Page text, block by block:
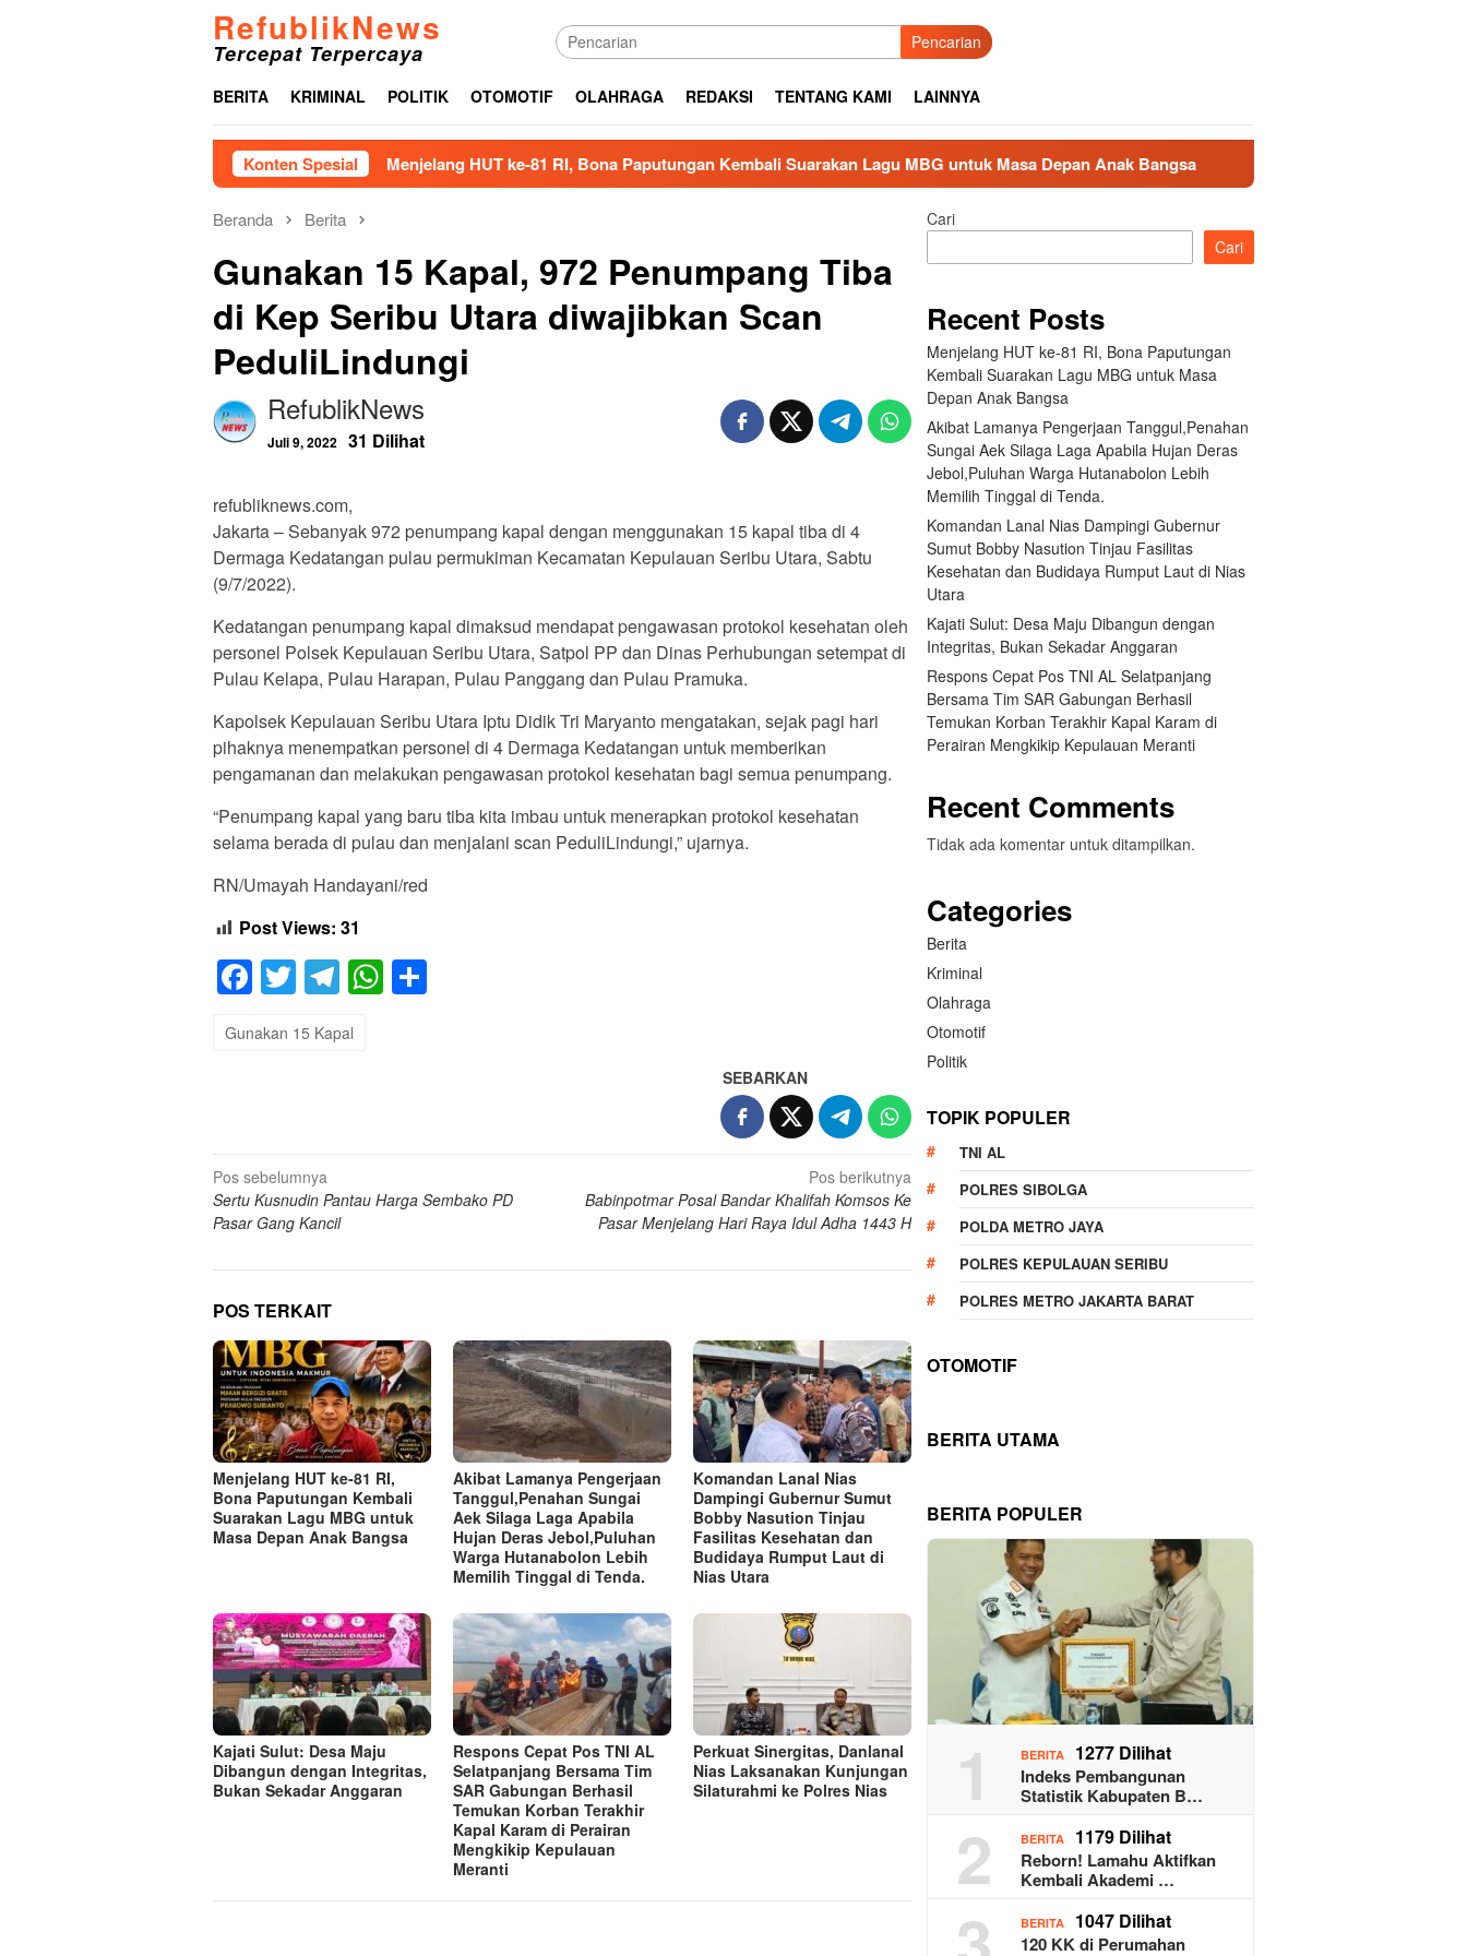
RefublikNews
Tercepat Terpercaya Pencarian
BERITA KRIMINAL POLITIK OTOMOTIF OLAHRAGA REDAKSI TENTANG KAMI LAINNYA
Konten Spesial
Menjelang HUT ke-81 RI, Bona Paputungan Kembali Suarakan Lagu MBG untuk Masa Depan Anak Bangsa Akibat Lamanya Pengerjaan
Beranda Berita
Gunakan 15 Kapal, 972 Penumpang Tiba
di Kep Seribu Utara diwajibkan Scan
PeduliLindungi
RefublikNews
Juli 9, 2022 31 Dilihat
refubliknews.com,
Jakarta – Sebanyak 972 penumpang kapal dengan menggunakan 15 kapal tiba di 4
Dermaga Kedatangan pulau permukiman Kecamatan Kepulauan Seribu Utara, Sabtu
(9/7/2022).
Kedatangan penumpang kapal dimaksud mendapat pengawasan protokol kesehatan oleh
personel Polsek Kepulauan Seribu Utara, Satpol PP dan Dinas Perhubungan setempat di
Pulau Kelapa, Pulau Harapan, Pulau Panggang dan Pulau Pramuka.
Kapolsek Kepulauan Seribu Utara Iptu Didik Tri Maryanto mengatakan, sejak pagi hari
pihaknya menempatkan personel di 4 Dermaga Kedatangan untuk memberikan
pengamanan dan melakukan pengawasan protokol kesehatan bagi semua penumpang.
“Penumpang kapal yang baru tiba kita imbau untuk menerapkan protokol kesehatan
selama berada di pulau dan menjalani scan PeduliLindungi,” ujarnya.
RN/Umayah Handayani/red
Post Views: 31
Facebook
Twitter
Telegram
WhatsApp
Gunakan 15 Kapal
SEBARKAN
Navigasi
pos
Pos sebelumnya
Sertu Kusnudin Pantau Harga Sembako PD
Pasar Gang Kancil
Pos berikutnya
Babinpotmar Posal Bandar Khalifah Komsos Ke
Pasar Menjelang Hari Raya Idul Adha 1443 H
POS TERKAIT
Menjelang HUT ke-81 RI,
Bona Paputungan Kembali
Suarakan Lagu MBG untuk
Masa Depan Anak Bangsa
Akibat Lamanya Pengerjaan
Tanggul,Penahan Sungai
Aek Silaga Laga Apabila
Hujan Deras Jebol,Puluhan
Warga Hutanabolon Lebih
Memilih Tinggal di Tenda.
Komandan Lanal Nias
Dampingi Gubernur Sumut
Bobby Nasution Tinjau
Fasilitas Kesehatan dan
Budidaya Rumput Laut di
Nias Utara
Kajati Sulut: Desa Maju
Dibangun dengan Integritas,
Bukan Sekadar Anggaran
Respons Cepat Pos TNI AL
Selatpanjang Bersama Tim
SAR Gabungan Berhasil
Temukan Korban Terakhir
Kapal Karam di Perairan
Mengkikip Kepulauan
Meranti
Perkuat Sinergitas, Danlanal
Nias Laksanakan Kunjungan
Silaturahmi ke Polres Nias
Cari
Cari
Recent Posts
Menjelang HUT ke-81 RI, Bona Paputungan
Kembali Suarakan Lagu MBG untuk Masa
Depan Anak Bangsa
Akibat Lamanya Pengerjaan Tanggul,Penahan
Sungai Aek Silaga Laga Apabila Hujan Deras
Jebol,Puluhan Warga Hutanabolon Lebih
Memilih Tinggal di Tenda.
Komandan Lanal Nias Dampingi Gubernur
Sumut Bobby Nasution Tinjau Fasilitas
Kesehatan dan Budidaya Rumput Laut di Nias
Utara
Kajati Sulut: Desa Maju Dibangun dengan
Integritas, Bukan Sekadar Anggaran
Respons Cepat Pos TNI AL Selatpanjang
Bersama Tim SAR Gabungan Berhasil
Temukan Korban Terakhir Kapal Karam di
Perairan Mengkikip Kepulauan Meranti
Recent Comments
Tidak ada komentar untuk ditampilkan.
Categories
Berita
Kriminal
Olahraga
Otomotif
Politik
TOPIK POPULER
TNI AL
POLRES SIBOLGA
POLDA METRO JAYA
POLRES KEPULAUAN SERIBU
POLRES METRO JAKARTA BARAT
OTOMOTIF
BERITA UTAMA
BERITA POPULER
1 BERITA 1277 Dilihat
Indeks Pembangunan
Statistik Kabupaten B…
2 BERITA 1179 Dilihat
Reborn! Lamahu Aktifkan
Kembali Akademi …
BERITA 1047 Dilihat
120 KK di Perumahan